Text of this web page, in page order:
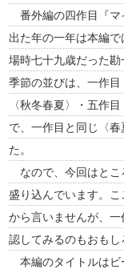
番外編の四作目『
出た年の一年は本編
場時七十九歳だった
季節の並びは、一作
〈秋冬春夏〉・五作
で、一作目と同じ〈
た。
なので、今回はとこ
盛り込んでいます。
から言いませんが、
認してみるのもおもし
本編のタイトルはビ